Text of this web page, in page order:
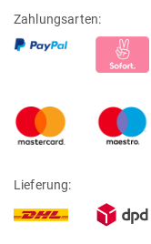
Zahlungsarten:
Lieferung: